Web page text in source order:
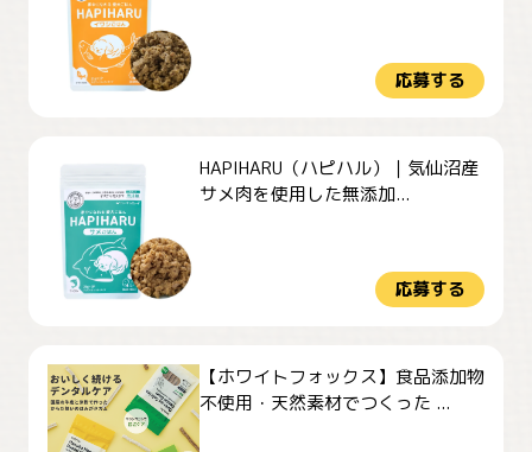
応募する
HAPIHARU（ハピハル）｜気仙沼産
サメ肉を使用した無添加...
応募する
【ホワイトフォックス】食品添加物
不使用・天然素材でつくった ...